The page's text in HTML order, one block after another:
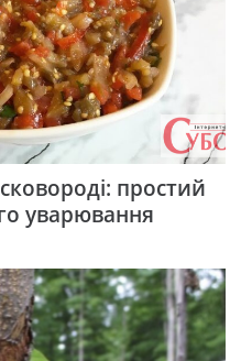
простий
уварювання